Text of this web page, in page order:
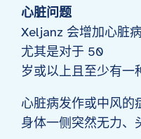
心脏问题
Xeljanz 会增加心脏
尤其是对于 50
岁或以上且至少有一
心脏病发作或中风的
身体一侧突然无力、